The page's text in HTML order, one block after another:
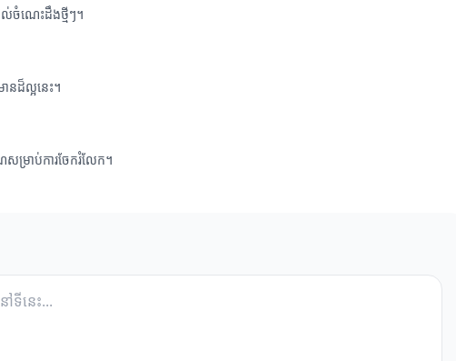
ចំណេះដឹងថ្មីៗ។
ដ៏ល្អនេះ។
រាប់ការចែករំលែក។